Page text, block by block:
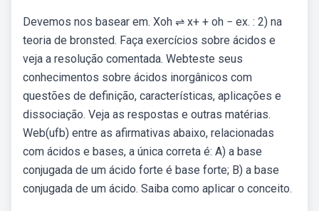
Devemos nos basear em. Xoh ⇌ x+ + oh − ex. : 2) na
teoria de bronsted. Faça exercícios sobre ácidos e
veja a resolução comentada. Webteste seus
conhecimentos sobre ácidos inorgânicos com
questões de definição, características, aplicações e
dissociação. Veja as respostas e outras matérias.
Web(ufb) entre as afirmativas abaixo, relacionadas
com ácidos e bases, a única correta é: A) a base
conjugada de um ácido forte é base forte; B) a base
conjugada de um ácido. Saiba como aplicar o conceito.